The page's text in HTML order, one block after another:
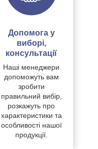
Допомога у
виборі,
консультації
Наші менеджери
допоможуть вам
зробити
правильний вибір,
розкажуть про
характеристики та
особливості нашої
продукції.